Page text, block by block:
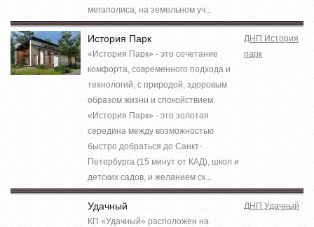
мегаполиса, на земельном уч...
История Парк
«История Парк» - это сочетание
комфорта, современного подхода и
технологий, с природой, здоровым
образом жизни и спокойствием.
«История Парк» - это золотая
середина между возможностью
быстро добраться до Санкт-
Петербурга (15 минут от КАД), школ и
детских садов, и желанием ск...
ДНП История
парк
Удачный
КП «Удачный» расположен на
ДНП Удачный